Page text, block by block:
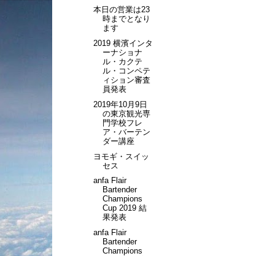
本日の営業は23
時までとなり
ます
2019 横濱インタ
ーナショナ
ル・カクテ
ル・コンペテ
ィション審査
員発表
2019年10月9日
の東京観光専
門学校フレ
ア・バーテン
ダー講座
ヨモギ・スイッ
セス
anfa Flair
Bartender
Champions
Cup 2019 結
果発表
anfa Flair
Bartender
Champions